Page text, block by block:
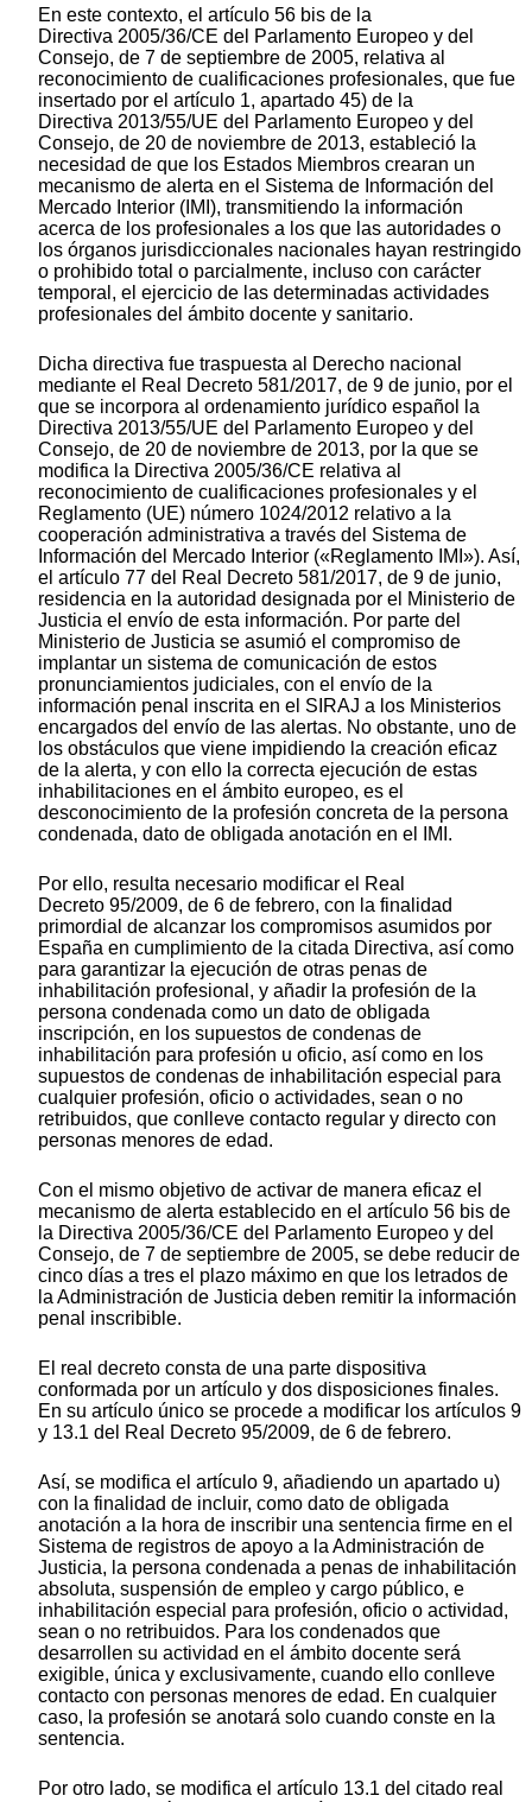
En este contexto, el artículo 56 bis de la
Directiva 2005/36/CE del Parlamento Europeo y del
Consejo, de 7 de septiembre de 2005, relativa al
reconocimiento de cualificaciones profesionales, que fue
insertado por el artículo 1, apartado 45) de la
Directiva 2013/55/UE del Parlamento Europeo y del
Consejo, de 20 de noviembre de 2013, estableció la
necesidad de que los Estados Miembros crearan un
mecanismo de alerta en el Sistema de Información del
Mercado Interior (IMI), transmitiendo la información
acerca de los profesionales a los que las autoridades o
los órganos jurisdiccionales nacionales hayan restringido
o prohibido total o parcialmente, incluso con carácter
temporal, el ejercicio de las determinadas actividades
profesionales del ámbito docente y sanitario.
Dicha directiva fue traspuesta al Derecho nacional
mediante el Real Decreto 581/2017, de 9 de junio, por el
que se incorpora al ordenamiento jurídico español la
Directiva 2013/55/UE del Parlamento Europeo y del
Consejo, de 20 de noviembre de 2013, por la que se
modifica la Directiva 2005/36/CE relativa al
reconocimiento de cualificaciones profesionales y el
Reglamento (UE) número 1024/2012 relativo a la
cooperación administrativa a través del Sistema de
Información del Mercado Interior («Reglamento IMI»). Así,
el artículo 77 del Real Decreto 581/2017, de 9 de junio,
residencia en la autoridad designada por el Ministerio de
Justicia el envío de esta información. Por parte del
Ministerio de Justicia se asumió el compromiso de
implantar un sistema de comunicación de estos
pronunciamientos judiciales, con el envío de la
información penal inscrita en el SIRAJ a los Ministerios
encargados del envío de las alertas. No obstante, uno de
los obstáculos que viene impidiendo la creación eficaz
de la alerta, y con ello la correcta ejecución de estas
inhabilitaciones en el ámbito europeo, es el
desconocimiento de la profesión concreta de la persona
condenada, dato de obligada anotación en el IMI.
Por ello, resulta necesario modificar el Real
Decreto 95/2009, de 6 de febrero, con la finalidad
primordial de alcanzar los compromisos asumidos por
España en cumplimiento de la citada Directiva, así como
para garantizar la ejecución de otras penas de
inhabilitación profesional, y añadir la profesión de la
persona condenada como un dato de obligada
inscripción, en los supuestos de condenas de
inhabilitación para profesión u oficio, así como en los
supuestos de condenas de inhabilitación especial para
cualquier profesión, oficio o actividades, sean o no
retribuidos, que conlleve contacto regular y directo con
personas menores de edad.
Con el mismo objetivo de activar de manera eficaz el
mecanismo de alerta establecido en el artículo 56 bis de
la Directiva 2005/36/CE del Parlamento Europeo y del
Consejo, de 7 de septiembre de 2005, se debe reducir de
cinco días a tres el plazo máximo en que los letrados de
la Administración de Justicia deben remitir la información
penal inscribible.
El real decreto consta de una parte dispositiva
conformada por un artículo y dos disposiciones finales.
En su artículo único se procede a modificar los artículos 9
y 13.1 del Real Decreto 95/2009, de 6 de febrero.
Así, se modifica el artículo 9, añadiendo un apartado u)
con la finalidad de incluir, como dato de obligada
anotación a la hora de inscribir una sentencia firme en el
Sistema de registros de apoyo a la Administración de
Justicia, la persona condenada a penas de inhabilitación
absoluta, suspensión de empleo y cargo público, e
inhabilitación especial para profesión, oficio o actividad,
sean o no retribuidos. Para los condenados que
desarrollen su actividad en el ámbito docente será
exigible, única y exclusivamente, cuando ello conlleve
contacto con personas menores de edad. En cualquier
caso, la profesión se anotará solo cuando conste en la
sentencia.
Por otro lado, se modifica el artículo 13.1 del citado real